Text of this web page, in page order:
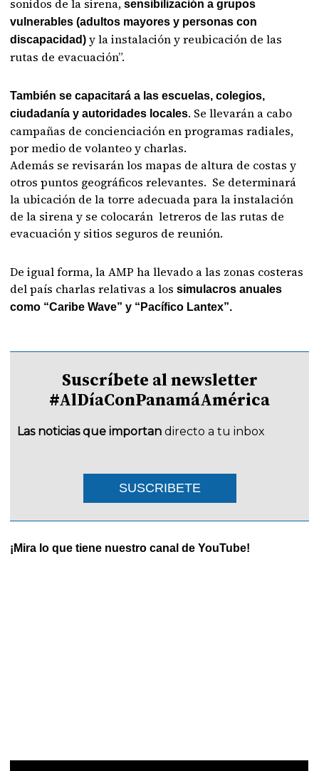
sonidos de la sirena, sensibilización a grupos
vulnerables (adultos mayores y personas con
discapacidad)y la instalación y reubicación de las
rutas de evacuación”.
También se capacitará a las escuelas, colegios,
ciudadanía y autoridades locales. Se llevarán a cabo
campañas de concienciación en programas radiales,
por medio de volanteo y charlas.
Además se revisarán los mapas de altura de costas y
otros puntos geográficos relevantes. Se determinará
la ubicación de la torre adecuada para la instalación
de la sirena y se colocarán letreros de las rutas de
evacuación y sitios seguros de reunión.
De igual forma, la AMP ha llevado a las zonas costeras
del país charlas relativas a los simulacros anuales
como “Caribe Wave” y “Pacífico Lantex”.
Suscríbete al newsletter
#AlDíaConPanamáAmérica
Las noticias que importan directo a tu inbox
SUSCRIBETE
¡Mira lo que tiene nuestro canal de YouTube!